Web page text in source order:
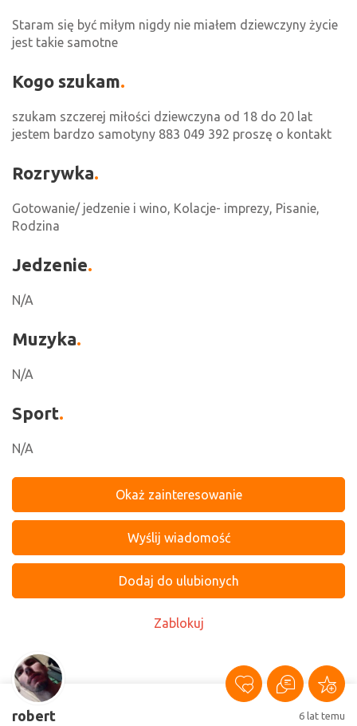
robert 6 lat temu
Staram się być miłym nigdy nie miałem dziewczyny życie
jest takie samotne
Kogo szukam
szukam szczerej miłości dziewczyna od 18 do 20 lat
jestem bardzo samotyny 883 049 392 proszę o kontakt
Rozrywka
Gotowanie/ jedzenie i wino, Kolacje- imprezy, Pisanie,
Rodzina
Jedzenie
N/A
Muzyka
N/A
Sport
N/A
Okaż zainteresowanie
Wyślij wiadomość
Dodaj do ulubionych
Zablokuj